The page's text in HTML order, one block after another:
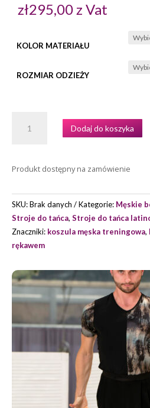
zł295,00z Vat
KOLOR MATERIAŁU
ROZMIAR ODZIEŻY
KOSZULA
RĘKAWEM
LHOTSE
*
Dodaj do koszyka
Produkt dostępny na zamówienie
SKU:Brak danych Kategorie: Męskie
Stroje do tańca, Stroje do tańca
Znaczniki: koszula męska treningowa,
rękawem